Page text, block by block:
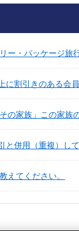
ー・パッケージ旅
に割引きのある会
の家族」この家族
と併用（重複）し
えてください。